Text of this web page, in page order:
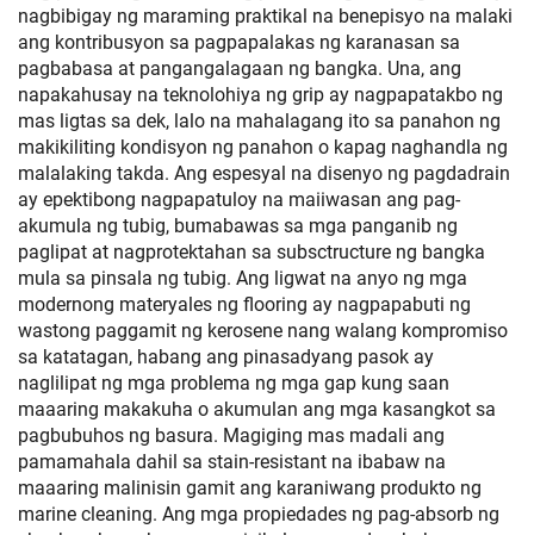
nagbibigay ng maraming praktikal na benepisyo na malaki
ang kontribusyon sa pagpapalakas ng karanasan sa
pagbabasa at pangangalagaan ng bangka. Una, ang
napakahusay na teknolohiya ng grip ay nagpapatakbo ng
mas ligtas sa dek, lalo na mahalagang ito sa panahon ng
makikiliting kondisyon ng panahon o kapag naghandla ng
malalaking takda. Ang espesyal na disenyo ng pagdadrain
ay epektibong nagpapatuloy na maiiwasan ang pag-
akumula ng tubig, bumabawas sa mga panganib ng
paglipat at nagprotektahan sa subsctructure ng bangka
mula sa pinsala ng tubig. Ang ligwat na anyo ng mga
modernong materyales ng flooring ay nagpapabuti ng
wastong paggamit ng kerosene nang walang kompromiso
sa katatagan, habang ang pinasadyang pasok ay
naglilipat ng mga problema ng mga gap kung saan
maaaring makakuha o akumulan ang mga kasangkot sa
pagbubuhos ng basura. Magiging mas madali ang
pamamahala dahil sa stain-resistant na ibabaw na
maaaring malinisin gamit ang karaniwang produkto ng
marine cleaning. Ang mga propiedades ng pag-absorb ng